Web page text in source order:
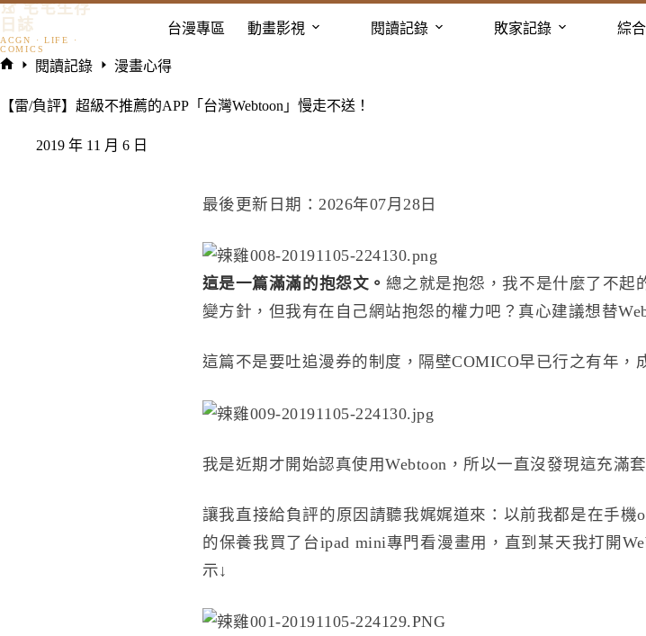
跳
至
主
內
𓃠 宅宅生存
日誌
台漫專區 動畫影視 閱讀記錄 敗家記錄 綜
頁
閱讀記錄 漫畫心得
【雷/負評】超級不推薦的APP「台灣Webtoon」慢走不送！
2019 年 11 月 6 日
最後更新日期：2026年07月28日
這是一篇滿滿的抱怨文。 總之就是抱怨，我不是什麼了不起
變方針，但我有在自己網站抱怨的權力吧？真心建議想替
這篇不是要吐追漫券的制度，隔壁COMICO早已行之有年，
我是近期才開始認真使用Webtoon，所以一直沒發現這充滿套
讓我直接給負評的原因請聽我娓娓道來：以前我都是在手機
的保養我買了台ipad mini專門看漫畫用，直到某天我打開
示↓